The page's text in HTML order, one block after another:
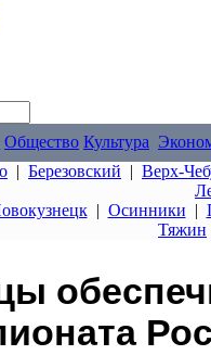
Общество Культура
| Березовский | Верх-
| Осинники |
Тяжин